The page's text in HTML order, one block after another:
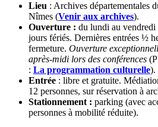
Lieu : Archives départementales
Nîmes (Venir aux archives).
Ouverture : du lundi au
jours fériés. Dernières entrées ½
fermeture. Ouverture
après-midi lors des conférences
: La programmation culturelle).
Entrée : libre et gratuite.
12 personnes, sur réservation à
Stationnement : parking (avec
personnes à mobilité réduite).